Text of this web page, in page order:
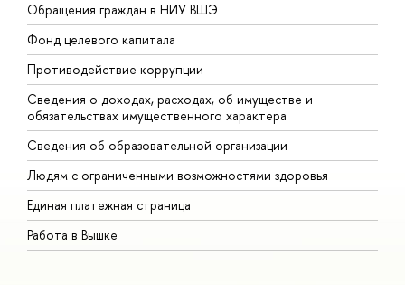
Обращения граждан в НИУ ВШЭ
Фонд целевого капитала
Противодействие коррупции
Сведения о доходах, расходах, об имуществе и
обязательствах имущественного характера
Сведения об образовательной организации
Людям с ограниченными возможностями здоровья
Единая платежная страница
Работа в Вышке